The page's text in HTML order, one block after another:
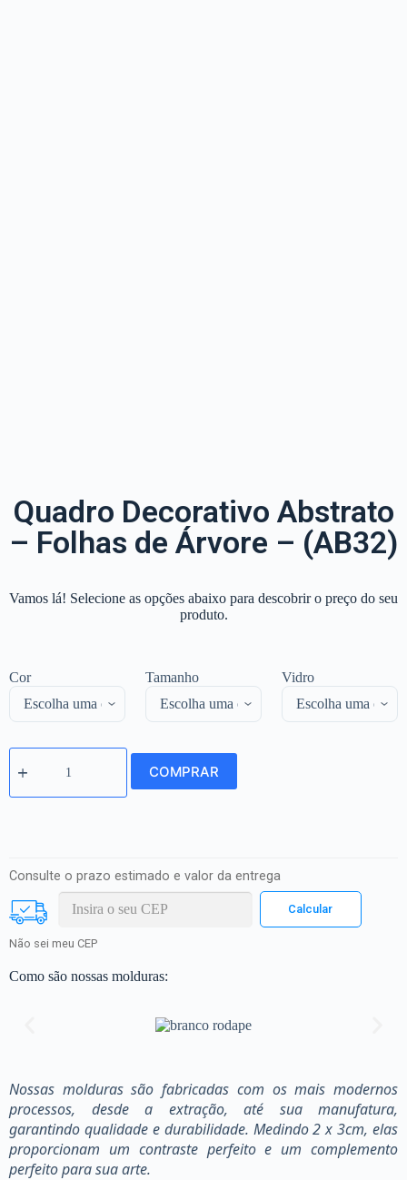
Quadro Decorativo Abstrato
– Folhas de Árvore – (AB32)
Vamos lá! Selecione as opções abaixo para descobrir o preço do seu
produto.
Cor Tamanho Vidro
COMPRAR
Consulte o prazo estimado e valor da entrega
Não sei meu CEP
Como são nossas molduras:
Nossas molduras são fabricadas com os mais modernos
processos, desde a extração, até sua manufatura,
garantindo qualidade e durabilidade. Medindo 2 x 3cm, elas
proporcionam um contraste perfeito e um complemento
perfeito para sua arte.